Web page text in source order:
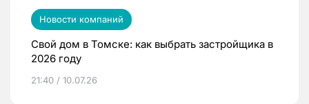
Новости компаний
Свой дом в Томске: как выбрать застройщика в
2026 году
21:40 / 10.07.26